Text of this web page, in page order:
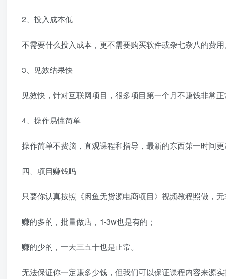
2、投入成本低
不需要什么投入成本，更不需要购买软件或杂七杂八的费
3、见效结果快
见效快，针对互联网项目，很多项目第一个月不赚钱非常
4、操作易懂简单
操作简单不费脑，直观课程和指导，最新的东西第一时间
四、项目赚钱吗
只要你认真按照《闲鱼无货源电商项目》视频教程照做，无
赚的多的，批量做店，1-3w也是有的；
赚的少的，一天三五十也是正常。
无法保证你一定赚多少钱，但我们可以保证课程内容来源